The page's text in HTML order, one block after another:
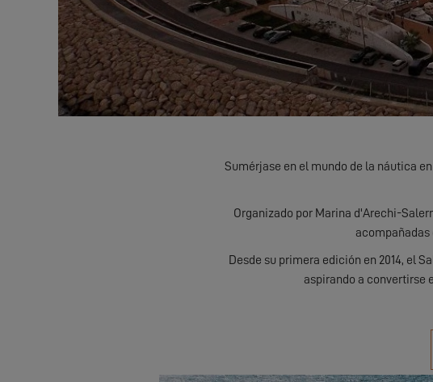
Sumérjase en el mundo de la náutica
Organizado por Marina d'Arechi-
Desde su primera edición en 2014, el
aspirando a convertirse